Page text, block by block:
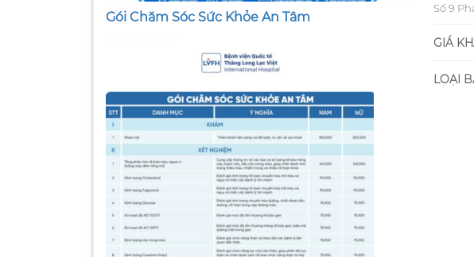
Gói Chăm Sóc Sức Khỏe An Tâm
Số 9
GIÁ
LOẠI